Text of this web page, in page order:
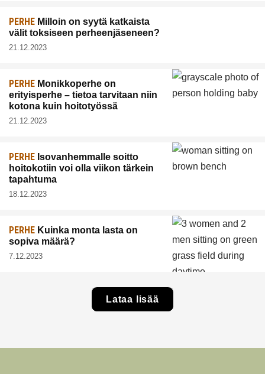
PERHE Milloin on syytä katkaista
välit toksiseen perheenjäseneen?
21.12.2023
PERHE Monikkoperhe on
erityisperhe – tietoa tarvitaan niin
kotona kuin hoitotyössä
21.12.2023
PERHE Isovanhemmalle soitto
hoitokotiin voi olla viikon tärkein
tapahtuma
18.12.2023
PERHE Kuinka monta lasta on
sopiva määrä?
7.12.2023
Lataa lisää